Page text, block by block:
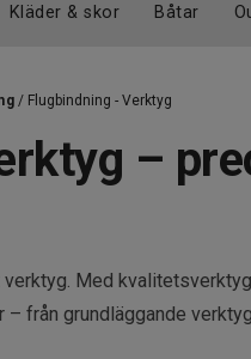
Kläder & skor Båtar
/ Flugbindning - Verktyg
–
Med
från grundläggande